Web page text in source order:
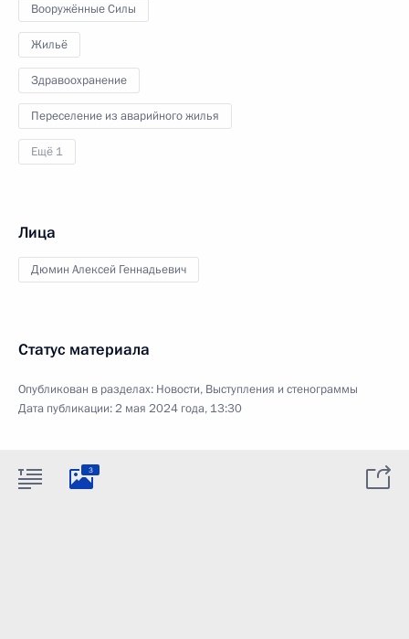
Вооружённые Силы
Жильё
Здравоохранение
Переселение из аварийного жилья
Ещё 1
Лица
Дюмин Алексей Геннадьевич
Статус материала
Опубликован в разделах: Новости, Выступления и стенограммы
Дата публикации:2 мая 2024 года, 13:30
3